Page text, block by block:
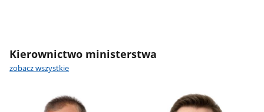
Kierownictwo ministerstwa
zobacz wszystkie